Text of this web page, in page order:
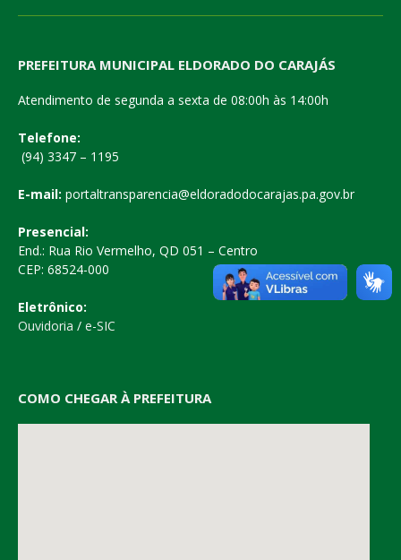
PREFEITURA MUNICIPAL ELDORADO DO CARAJÁS
Atendimento de segunda a sexta de 08:00h às 14:00h
Telefone:
(94) 3347 – 1195
E-mail: portaltransparencia@eldoradodocarajas.pa.gov.br
Presencial:
End.: Rua Rio Vermelho, QD 051 – Centro
CEP: 68524-000
Eletrônico:
Ouvidoria / e-SIC
COMO CHEGAR À PREFEITURA